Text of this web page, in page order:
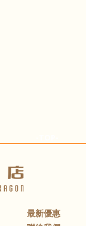
最新優惠